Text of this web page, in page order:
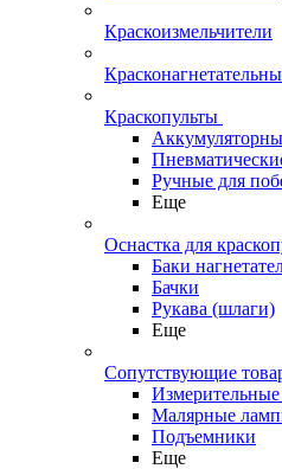
Краскоизмельчители
Краскопульты
Ручные для
Еще
Оснастка для
Баки
Бачки
Рукава (шлаги)
Еще
Сопутствующие
Малярные
Подъемники
Еще